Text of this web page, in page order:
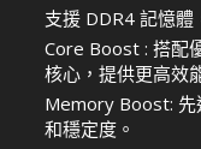
支援 DDR4 記憶
Core Boost : 搭配
核心，提供更高效
Memory Boost: 先
和穩定度。